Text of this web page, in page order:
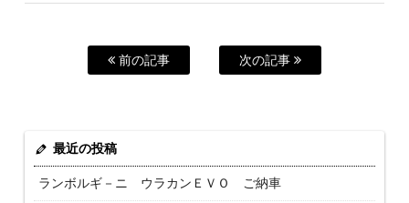
前の記事 次の記事
最近の投稿
ランボルギ－ニ ウラカンＥＶＯ ご納車